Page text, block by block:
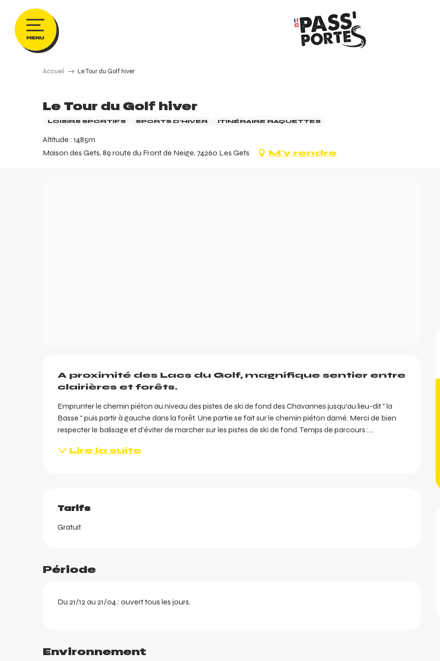
contenu
principal
Accueil Le Tour du Golf hiver
Le Tour du Golf hiver
LOISIRS SPORTIFS SPORTS D'HIVER ITINÉRAIRE RAQUETTES
Altitude : 1485m
Maison des Gets, 89 route du Front de Neige, 74260 Les Gets
M'y rendre
A proximité des Lacs du Golf, magnifique sentier entre
clairières et forêts.
Emprunter le chemin piéton au niveau des pistes de ski de fond des Chavannes jusqu'au lieu-dit " la
Basse " puis partir à gauche dans la forêt. Une partie se fait sur le chemin piéton damé. Merci de bien
respecter le balisage et d'éviter de marcher sur les pistes de ski de fond. Temps de parcours :...
Lire la suite
Tarifs
Gratuit
Période
Du 21/12 au 21/04 : ouvert tous les jours.
Environnement